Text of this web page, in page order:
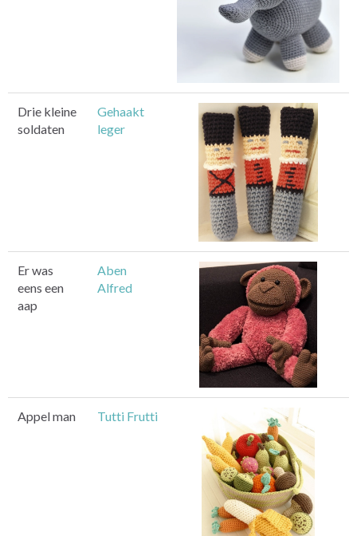
Drie kleine
soldaten
Gehaakt
leger
Er was
eens een
aap
Aben
Alfred
Appel man Tutti Frutti